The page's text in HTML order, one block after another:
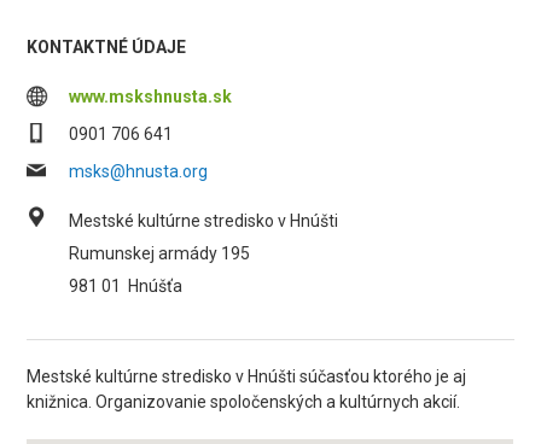
KONTAKTNÉ ÚDAJE
www.mskshnusta.sk
0901 706 641
msks@hnusta.org
Mestské kultúrne stredisko v Hnúšti
Rumunskej armády 195
981 01
Hnúšťa
Mestské kultúrne stredisko v Hnúšti súčasťou ktorého je aj
knižnica. Organizovanie spoločenských a kultúrnych akcií.